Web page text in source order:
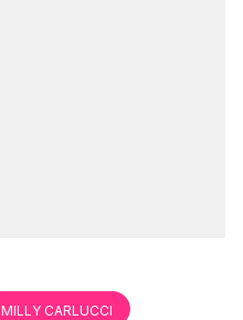
MILLY CARLUCCI